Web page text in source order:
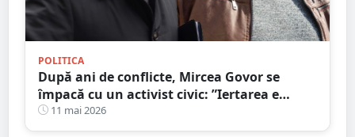
POLITICA
După ani de conflicte, Mircea Govor se
împacă cu un activist civic: ”Iertarea e
virtutea oamenilor puternici”
11 mai 2026